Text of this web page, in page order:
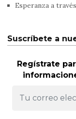
Esperanza a
Suscríbete a
Regístrate